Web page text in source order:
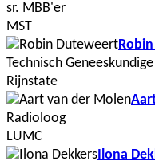
sr. MBB'er
MST
Technisch Geneeskundige
Rijnstate
Radioloog
LUMC
Ilona